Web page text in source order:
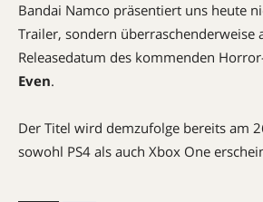
Bandai Namco präsentiert uns heute
Trailer, sondern überraschenderweise
Releasedatum des kommenden
Even.
Der Titel wird demzufolge bereits am
sowohl PS4 als auch Xbox One